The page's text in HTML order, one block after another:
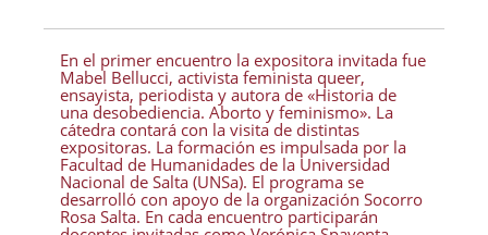
En el primer encuentro la expositora invitada fue
Mabel Bellucci, activista feminista queer,
ensayista, periodista y autora de «Historia de
una desobediencia. Aborto y feminismo». La
cátedra contará con la visita de distintas
expositoras. La formación es impulsada por la
Facultad de Humanidades de la Universidad
Nacional de Salta (UNSa). El programa se
desarrolló con apoyo de la organización Socorro
Rosa Salta. En cada encuentro participarán